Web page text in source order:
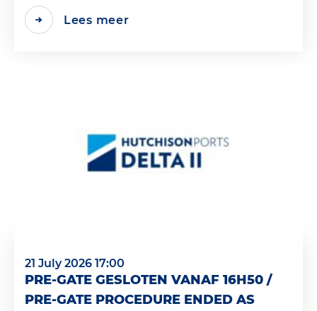
Lees meer
21 July 2026 17:00
PRE-GATE GESLOTEN VANAF 16H50 /
PRE-GATE PROCEDURE ENDED AS